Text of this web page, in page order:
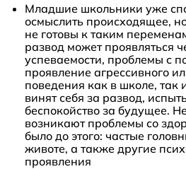
Младшие школьники уже
осмыслить происходящее,
не готовы к таким
развод может проявляться
успеваемости, проблемы с
проявление агрессивного
поведения как в школе, так
винят себя за развод,
беспокойство за будущее.
возникают проблемы со
было до этого: частые
животе, а также другие
проявления